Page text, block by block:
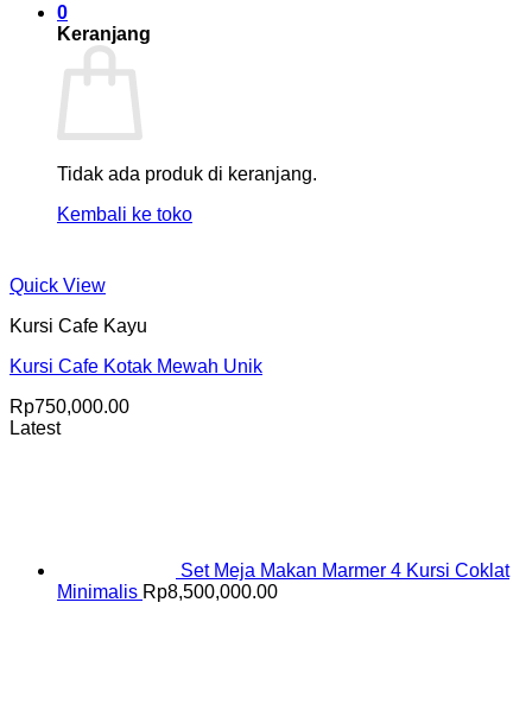
0
Keranjang
Tidak ada produk di keranjang.
Kembali ke toko
Quick View
Kursi Cafe Kayu
Kursi Cafe Kotak Mewah Unik
Rp750,000.00
Latest
Set Meja Makan Marmer 4 Kursi Coklat
Minimalis Rp8,500,000.00